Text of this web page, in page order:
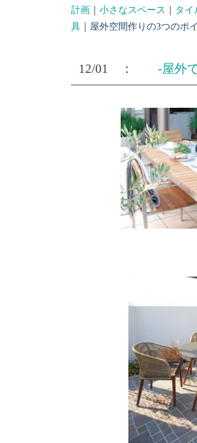
計画｜ 小さなスペース タイ
具｜ 屋外空間作りの3つのポ
12/01 ： -屋外